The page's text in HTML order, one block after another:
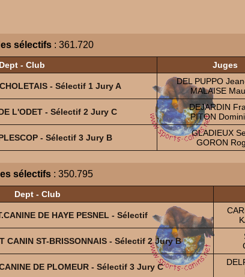
sélectifs : 361.720
Dept - Club Juges
- Sélectif 1 Jury A
DEL PUPPO
MALAISE
L'ODET - Sélectif 2 Jury C
DEJARDIN
PITON
- Sélectif 3 Jury B
GLADIEUX
GORON
sélectifs : 350.795
Dept - Club
DE HAYE PESNEL - Sélectif
CANIN ST-BRISSONNAIS - Sélectif 2 Jury B
DE PLOMEUR - Sélectif 3 Jury C